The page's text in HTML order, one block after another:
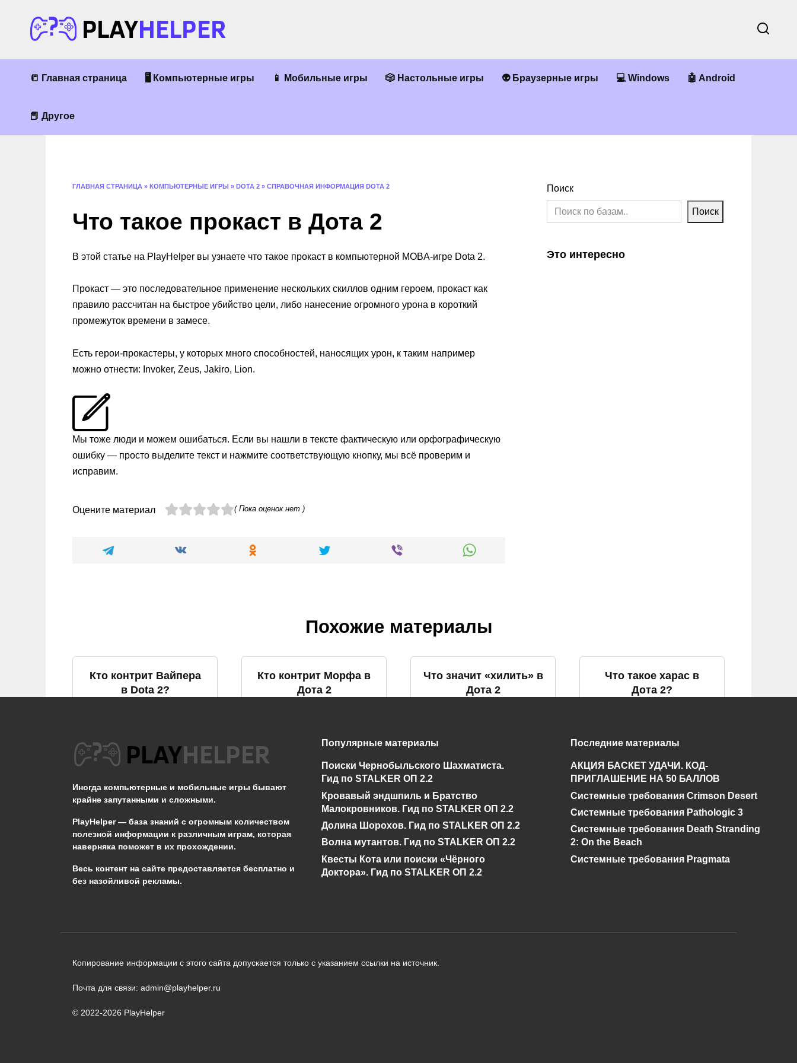
содержанию
📒 Главная страница 🖥 Компьютерные игры 📱 Мобильные игры 🎲 Настольные игры 👽 Браузерные игры 💻 Windows 🤖 Android
📕 Другое
ГЛАВНАЯ СТРАНИЦА » КОМПЬЮТЕРНЫЕ ИГРЫ » DOTA 2 » СПРАВОЧНАЯ ИНФОРМАЦИЯ DOTA 2
Что такое прокаст в Дота 2
В этой статье на PlayHelper вы узнаете что такое прокаст в компьютерной MOBA-игре Dota 2.
Прокаст — это последовательное применение нескольких скиллов одним героем, прокаст как
правило рассчитан на быстрое убийство цели, либо нанесение огромного урона в короткий
промежуток времени в замесе.
Есть герои-прокастеры, у которых много способностей, наносящих урон, к таким например
можно отнести: Invoker, Zeus, Jakiro, Lion.
Мы тоже люди и можем ошибаться. Если вы нашли в тексте фактическую или орфографическую
ошибку — просто выделите текст и нажмите соответствующую кнопку, мы всё проверим и
исправим.
Оцените материал ( Пока оценок нет )
Поиск
Поиск
Это интересно
Похожие материалы
Кто контрит Вайпера
в Dota 2?
Кто контрит Морфа в
Дота 2
Что значит «хилить» в
Дота 2
Что такое харас в
Дота 2?
Что такое вижен в
Дота 2?
0 1.1к.
Что такое хайграунд в
Дота 2
806
Что такое фраг в Дота
0
Что такое импакт в
Дота 2
0 973
Иногда компьютерные и мобильные игры бывают
крайне запутанными и сложными.
PlayHelper — база знаний с огромным количеством
полезной информации к различным играм, которая
наверняка поможет в их прохождении.
Весь контент на сайте предоставляется бесплатно и
без назойливой рекламы.
Популярные материалы
Поиски Чернобыльского Шахматиста.
Гид по STALKER ОП 2.2
Кровавый эндшпиль и Братство
Малокровников. Гид по STALKER ОП 2.2
Долина Шорохов. Гид по STALKER ОП 2.2
Волна мутантов. Гид по STALKER ОП 2.2
Квесты Кота или поиски «Чёрного
Доктора». Гид по STALKER ОП 2.2
Последние материалы
АКЦИЯ БАСКЕТ УДАЧИ. КОД-
ПРИГЛАШЕНИЕ НА 50 БАЛЛОВ
Системные требования Crimson Desert
Системные требования Pathologic 3
Системные требования Death Stranding
2: On the Beach
Системные требования Pragmata
Копирование информации с этого сайта допускается только с указанием ссылки на источник.
Почта для связи: admin@playhelper.ru
© 2022-2026 PlayHelper
Сообщить об ошибке
Следующий текст будет отправлен администрации сайта на проверку и дальнейшее исправление при